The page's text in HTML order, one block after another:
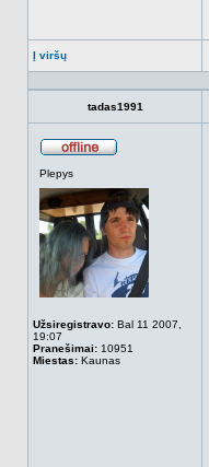
Į viršų
tadas1991
Plepys
Užsiregistravo: Bal 11 2007,
19:07
Pranešimai: 10951
Miestas: Kaunas